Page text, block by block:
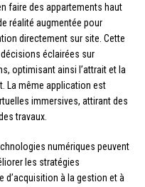
faire des appartements haut
réalité augmentée pour
directement sur site. Cette
éclairées sur
optimisant ainsi l’attrait et la
La même application est
immersives, attirant des
travaux.
numériques peuvent
les stratégies
d’acquisition à la gestion et à